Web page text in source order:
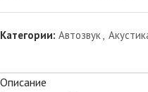
Категории: Автозвук,
Описание